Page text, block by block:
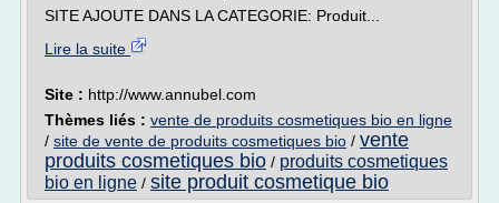
SITE AJOUTE DANS LA CATEGORIE: Produit...
Lire la suite
Site : http://www.annubel.com
Thèmes liés : vente de produits cosmetiques bio en ligne
/ site de vente de produits cosmetiques bio / vente
produits cosmetiques bio / produits cosmetiques
bio en ligne / site produit cosmetique bio